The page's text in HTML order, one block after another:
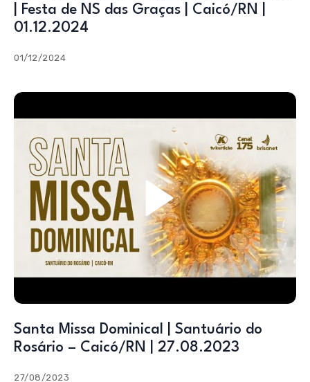
01.12.2024
01/12/2024
Santa Missa Dominical | Santuário do
Rosário – Caicó/RN | 27.08.2023
27/08/2023